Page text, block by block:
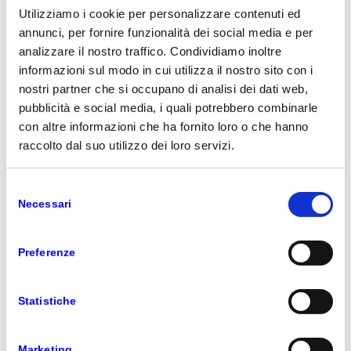
Utilizziamo i cookie per personalizzare contenuti ed
annunci, per fornire funzionalità dei social media e per
analizzare il nostro traffico. Condividiamo inoltre
informazioni sul modo in cui utilizza il nostro sito con i
nostri partner che si occupano di analisi dei dati web,
pubblicità e social media, i quali potrebbero combinarle
con altre informazioni che ha fornito loro o che hanno
raccolto dal suo utilizzo dei loro servizi.
delNecessari
Preferenze
Statistiche
l’obiettivo di aiutare le organizzazioni a far fronte
agli effetti del Coronavirus sulla collaborazione e
sul business, in particolare per le organizzazioni
localizzate in zone con mobilità limitata o con
collaboratori/partner in difficoltà per gli
spostamenti.
Nonostante lo smart working sia un modello in
crescita negli ultimi anni, utilizzato dal 58% delle
dell’Osservatorio Polimi), non tutte le aziende sono
pronte ad adottare questa nuova modalità operativa
ricevere consigli e supporto per attivarlo. La
nasce proprio
preparate e avvezze al lavoro agile,
compiere per sfruttarne subito i vantaggi ed